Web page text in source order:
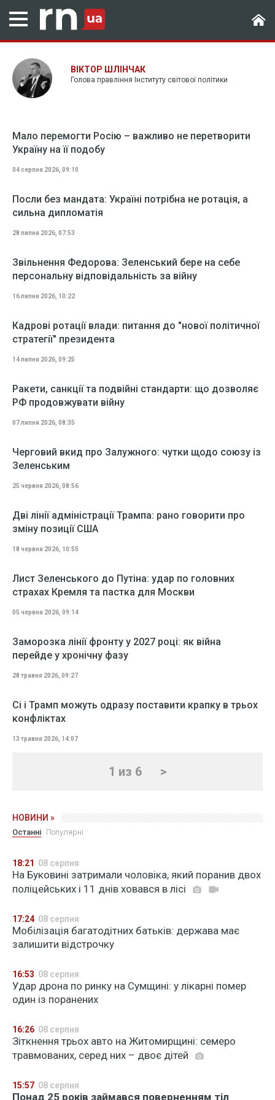
ВІКТОР ШЛІНЧАК
Голова правління Інституту світової політики
Мало перемогти Росію – важливо не перетворити
Україну на її подобу
04 серпня 2026, 09:10
Посли без мандата: Україні потрібна не ротація, а
сильна дипломатія
28 липня 2026, 07:53
Звільнення Федорова: Зеленський бере на себе
персональну відповідальність за війну
16 липня 2026, 10:22
Кадрові ротації влади: питання до "нової політичної
стратегії" президента
14 липня 2026, 09:25
Ракети, санкції та подвійні стандарти: що дозволяє
РФ продовжувати війну
07 липня 2026, 08:35
Черговий вкид про Залужного: чутки щодо союзу із
Зеленським
25 червня 2026, 08:56
Дві лінії адміністрації Трампа: рано говорити про
зміну позиції США
18 червня 2026, 10:55
Лист Зеленського до Путіна: удар по головних
страхах Кремля та пастка для Москви
05 червня 2026, 09:14
Заморозка лінії фронту у 2027 році: як війна
перейде у хронічну фазу
28 травня 2026, 09:27
Сі і Трамп можуть одразу поставити крапку в трьох
конфліктах
13 травня 2026, 14:07
1 из 6 >
НОВИНИ »
Останні Популярні
18:21 08 серпня
На Буковині затримали чоловіка, який поранив двох
поліцейських і 11 днів ховався в лісі
17:24 08 серпня
Мобілізація багатодітних батьків: держава має
залишити відстрочку
16:53 08 серпня
Удар дрона по ринку на Сумщині: у лікарні помер
один із поранених
16:26 08 серпня
Зіткнення трьох авто на Житомирщині: семеро
травмованих, серед них – двоє дітей
15:57 08 серпня
Понад 25 років займався поверненням тіл